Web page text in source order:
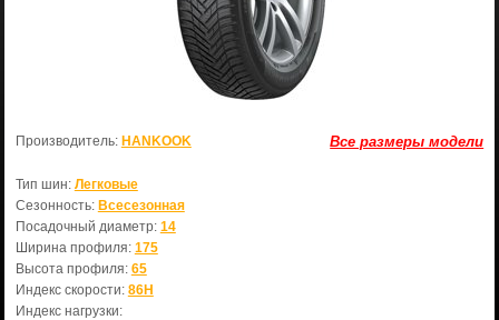
Все размеры модели
Производитель: HANKOOK
Тип шин: Легковые
Сезонность: Всесезонная
Посадочный диаметр: 14
Ширина профиля: 175
Высота профиля: 65
Индекс скорости: 86H
Индекс нагрузки: